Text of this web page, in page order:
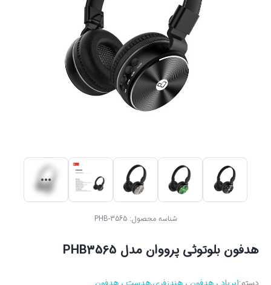
شناسه محصول:PHB-3565
هدفون بلوتوثی پرووان مدل PHB3565